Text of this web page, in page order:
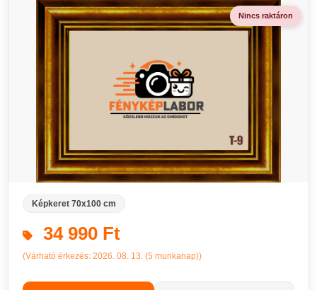
Nincs raktáron
Képkeret 70x100 cm
34 990 Ft
(Várható érkezés: 2026. 08. 13. (5 munkanap))